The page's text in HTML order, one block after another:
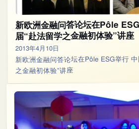
新欧洲金融问答论坛在Pôle
届“赴法留学之金融初体验”讲座
2013年4月10日
新欧洲金融问答论坛在Pôle ESG举行
之金融初体验”讲座